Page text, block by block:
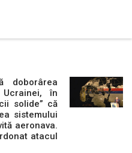
doborârea
în
solide” că
sistemului
aeronava.
atacul